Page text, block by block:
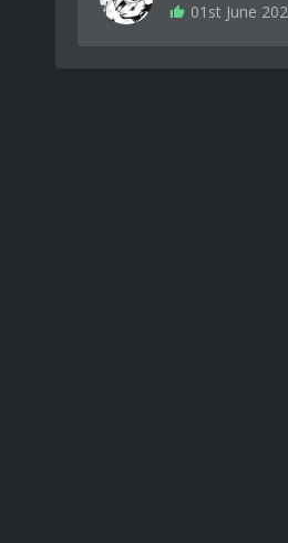
01st June